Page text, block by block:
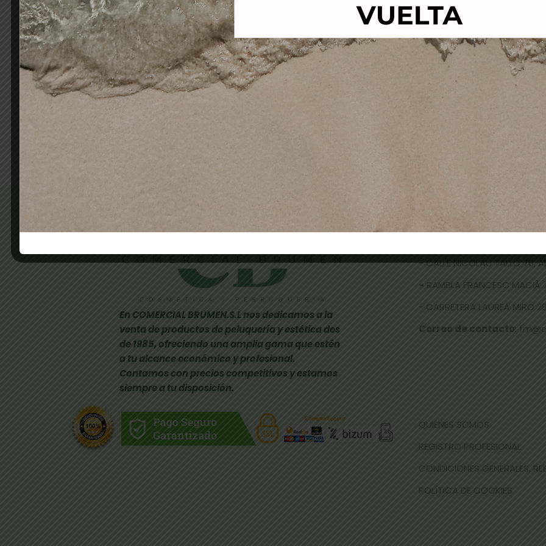
ALCANTARA TINTE SIN
AMONIACO PREMIUM VIOLETT
3-7 CASTAÑO OSCURO VIOLÍN
10,50€4,90€
Añadir al carrito
MONTIBELLO FIBRE REPAIR
SHAMPOO 300ml-champu
10,90 €
ALCANTARA TINTE
AMONIACO PREMIUM
7-2 RUBIO MEDIO
4,90
En COMERCIAL BRUMEN.S.L nos dedicamos a la
venta de productos de peluquería y estética des
de 1985, ofreciendo una amplia gama que estén
a tu alcance económico y profesional.
Contamos con precios competitivos y estamos
siempre a tu disposición.
- CALLE NICOLAU TALLÓ 70,
- RAMBLA FRANCESC MACIÀ
- CARRETERA LAUREÀ MIRÓ
Correo de contacto:
QUIÉNES SOMOS
REGISTRO PROFESIONAL
CONDICIONES GENERALES,
POLÍTICA DE COOKIES